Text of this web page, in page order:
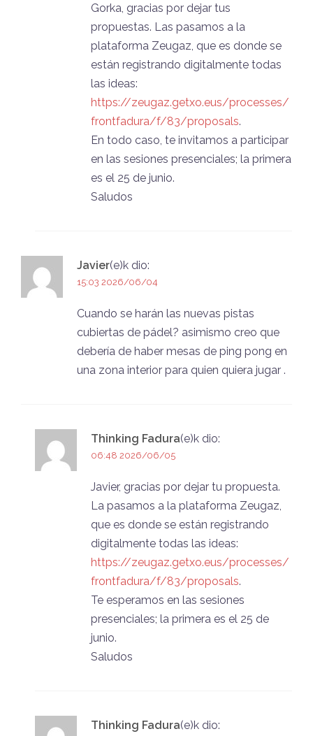
Gorka, gracias por dejar tus
propuestas. Las pasamos a la
plataforma Zeugaz, que es donde se
están registrando digitalmente todas
las ideas:
https://zeugaz.getxo.eus/processes/
frontfadura/f/83/proposals.
En todo caso, te invitamos a participar
en las sesiones presenciales; la primera
es el 25 de junio.
Saludos
Javier(e)k dio:
15:03 2026/06/04
Cuando se harán las nuevas pistas
cubiertas de pádel? asimismo creo que
debería de haber mesas de ping pong en
una zona interior para quien quiera jugar .
Thinking Fadura(e)k dio:
06:48 2026/06/05
Javier, gracias por dejar tu propuesta.
La pasamos a la plataforma Zeugaz,
que es donde se están registrando
digitalmente todas las ideas:
https://zeugaz.getxo.eus/processes/
frontfadura/f/83/proposals.
Te esperamos en las sesiones
presenciales; la primera es el 25 de
junio.
Saludos
Thinking Fadura(e)k dio: